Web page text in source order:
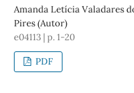
Amanda Letícia Valadares
Pires (Autor)
e04113 | p. 1-20
PDF